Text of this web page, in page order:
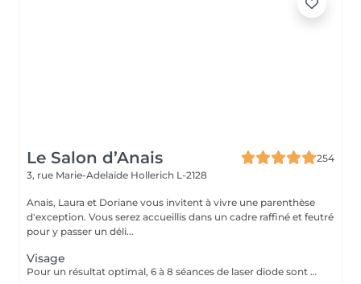
Le Salon d’Anais
254
3, rue Marie-Adelaïde Hollerich L-2128
Anais, Laura et Doriane vous invitent à vivre une parenthèse
d'exception. Vous serez accueillis dans un cadre raffiné et feutré
pour y passer un déli...
Visage
Pour un résultat optimal, 6 à 8 séances de laser diode sont généralement recommandées. En cas de pilosité plus dense, quelques séances supplémentaires peuvent être nécessaires. Recommandations avant chaque séance : - Raser la zone concernée 24h à 48h avant le rendez-vous - Ne pas utiliser de cire, d'épilateur électrique ou de pince à épiler durant les 6 semaines précédant le début du traitement (le rasoir ou les ciseaux restent autorisés) En fin de traitement, 5 à 10 % des poils peuvent subsister. Ceux-ci seront éliminés lors des séances d'entretien, à raison de 1 à 2 fois par an. Le laser traite tous les types de peau, de la plus claire à la plus foncée, ainsi que la majorité des types de poils, à l'exception des poils blancs, qui ne contiennent pas de mélanine.